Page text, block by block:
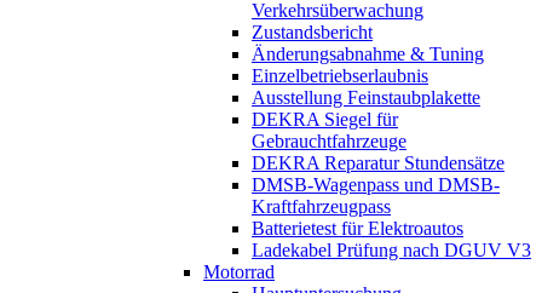
Verkehrsüberwachung
Zustandsbericht
Änderungsabnahme & Tuning
Einzelbetriebserlaubnis
Ausstellung Feinstaubplakette
DEKRA Siegel für
Gebrauchtfahrzeuge
DEKRA Reparatur Stundensätze
DMSB-Wagenpass und DMSB-
Kraftfahrzeugpass
Batterietest für Elektroautos
Ladekabel Prüfung nach DGUV V3
Motorrad